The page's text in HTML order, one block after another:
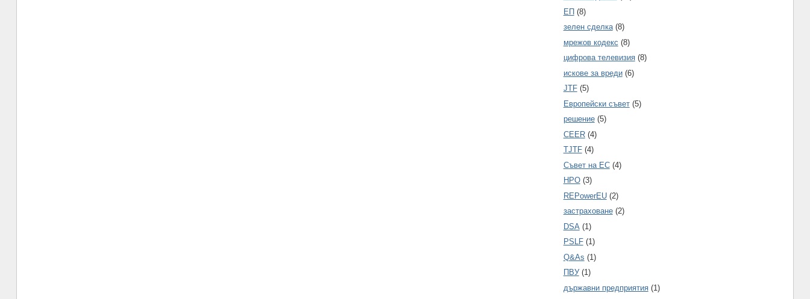
ЕП (8)
зелен сделка (8)
мрежов кодекс (8)
цифрова телевизия (8)
искове за вреди (6)
JTF (5)
Европейски съвет (5)
решение (5)
CEER (4)
TJTF (4)
Съвет на ЕС (4)
НРО (3)
REPowerEU (2)
застраховане (2)
DSA (1)
PSLF (1)
Q&As (1)
ПВУ (1)
държавни предприятия (1)